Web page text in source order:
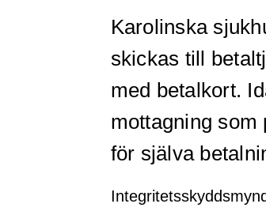
Karolinska
skickas till
med betalkort.
mottagning som
för själva